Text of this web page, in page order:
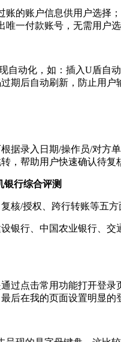
的账户信息供用户选择
唯一付款账号，无需用户
动化，如：插入U盾自
期后自动刷新，防止用户
据录入日期/操作员/对方
，帮助用户快速确认待
银行综合评测
核/授权、跨行转账等五方
银行、中国农业银行、
过点击常用功能打开登
后在我的页面设置明显